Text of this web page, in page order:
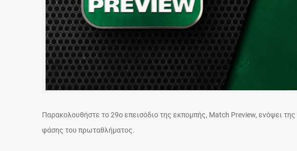
Παρακολουθήστε τo 29ο επεισόδιο της εκπομπής, Match Preview, ενόψει
φάσης του πρωταθλήματος.